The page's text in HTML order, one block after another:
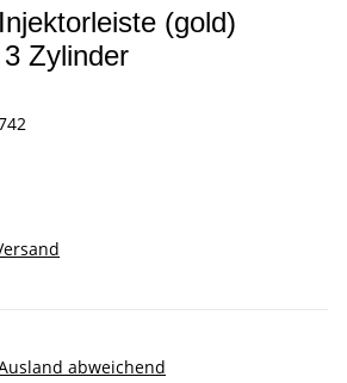
(gold)
Zylinder
abweichend